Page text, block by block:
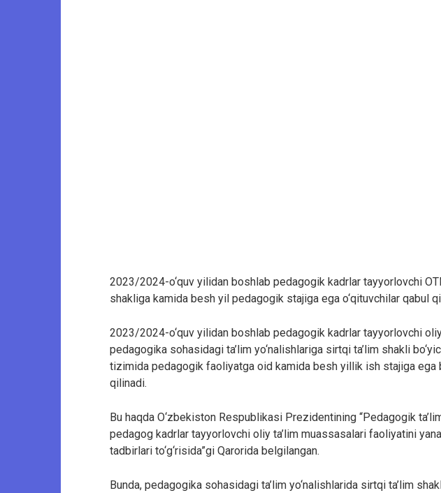
2023/2024-o‘quv yilidan boshlab pedagogik kadrlar tayyorlovchi
shakliga kamida besh yil pedagogik stajiga ega o‘qituvchilar qabul
2023/2024-o‘quv yilidan boshlab pedagogik kadrlar tayyorlovchi
pedagogika sohasidagi ta’lim yo‘nalishlariga sirtqi ta’lim shakli
tizimida pedagogik faoliyatga oid kamida besh yillik ish stajiga ega
qilinadi.
Bu haqda O‘zbekiston Respublikasi Prezidentining “Pedagogik
pedagog kadrlar tayyorlovchi oliy ta’lim muassasalari faoliyatini
tadbirlari to‘g‘risida”gi Qarorida belgilangan.
Bunda, pedagogika sohasidagi ta’lim yo‘nalishlarida sirtqi ta’lim